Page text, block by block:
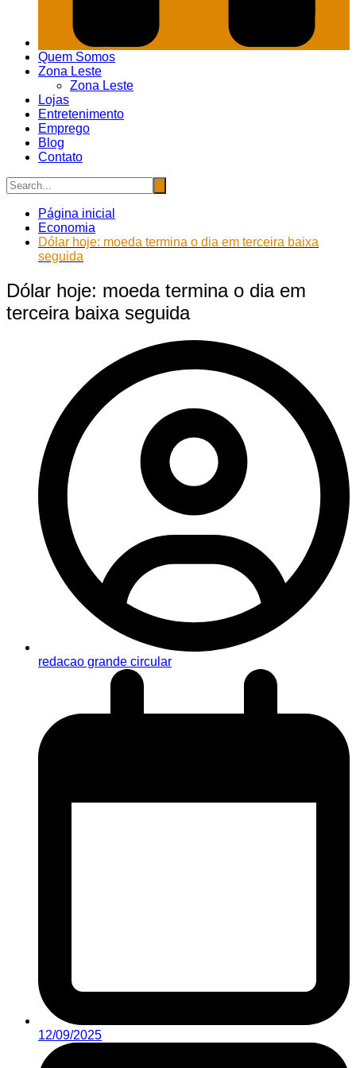
Quem Somos
Zona Leste
Zona Leste
Lojas
Entretenimento
Emprego
Blog
Contato
Página inicial
Economia
Dólar hoje: moeda termina o dia em terceira baixa
seguida
Dólar hoje: moeda termina o dia em
terceira baixa seguida
redacao grande circular
12/09/2025